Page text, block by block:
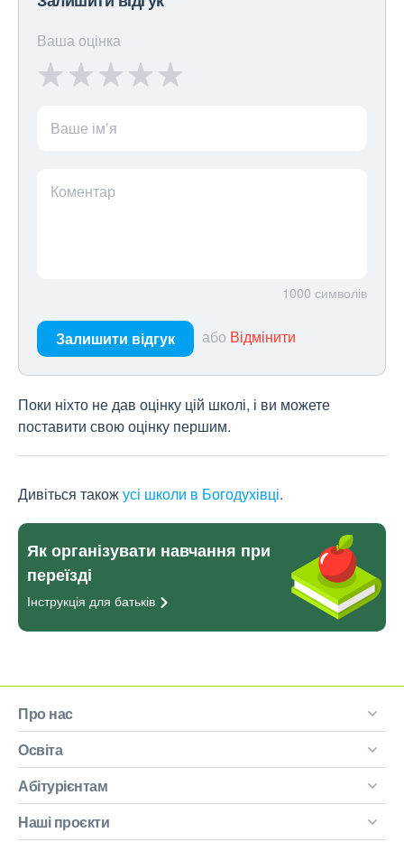
Ваша оцінка
Ваше ім’я
Коментар
1000 символів
Залишити відгук або Відмінити
Поки ніхто не дав оцінку цій школі, і ви можете
поставити свою оцінку першим.
Дивіться такожусі школи в Богодухівці.
Як організувати навчання при
переїзді
Інструкція для батьків
Про нас
Освіта
Абітурієнтам
Наші проєкти